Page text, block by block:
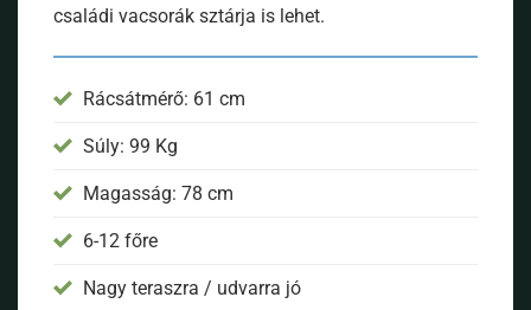
családi vacsorák sztárja is lehet.
Rácsátmérő: 61 cm
Súly: 99 Kg
Magasság: 78 cm
6-12 főre
Nagy teraszra / udvarra jó